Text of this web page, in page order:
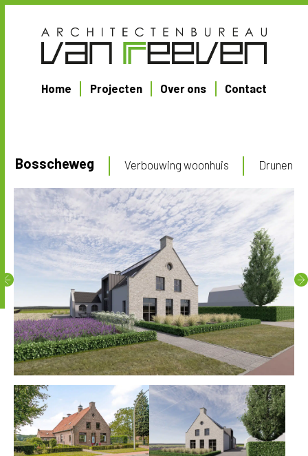
Home Projecten Over ons Contact
Bosscheweg Verbouwing woonhuis Drunen